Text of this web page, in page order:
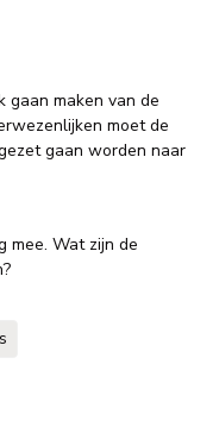
gaan maken van de
moet de
gaan worden naar
mee. Wat zijn de